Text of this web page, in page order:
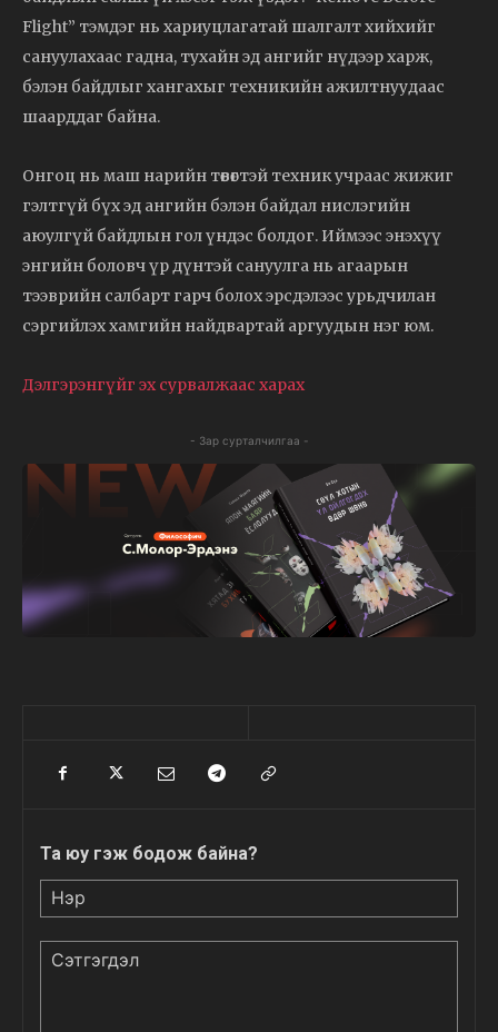
Flight” тэмдэг нь хариуцлагатай шалгалт хийхийг
сануулахаас гадна, тухайн эд ангийг нүдээр харж,
бэлэн байдлыг хангахыг техникийн ажилтнуудаас
шаарддаг байна.
Онгоц нь маш нарийн төвөгтэй техник учраас жижиг
гэлтгүй бүх эд ангийн бэлэн байдал нислэгийн
аюулгүй байдлын гол үндэс болдог. Иймээс энэхүү
энгийн боловч үр дүнтэй сануулга нь агаарын
тээврийн салбарт гарч болох эрсдэлээс урьдчилан
сэргийлэх хамгийн найдвартай аргуудын нэг юм.
Дэлгэрэнгүйг эх сурвалжаас харах
- Зар сурталчилгаа -
Та юу гэж бодож байна?